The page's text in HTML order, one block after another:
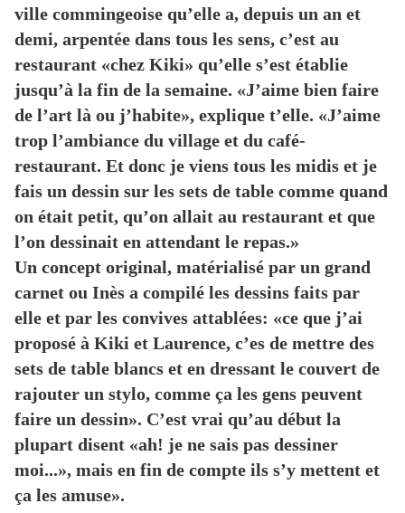
ville commingeoise qu’elle a, depuis un an et
demi, arpentée dans tous les sens, c’est au
restaurant «chez Kiki» qu’elle s’est établie
jusqu’à la fin de la semaine. «J’aime bien faire
de l’art là ou j’habite», explique t’elle. «J’aime
trop l’ambiance du village et du café-
restaurant. Et donc je viens tous les midis et je
fais un dessin sur les sets de table comme quand
on était petit, qu’on allait au restaurant et que
l’on dessinait en attendant le repas.»
Un concept original, matérialisé par un grand
carnet ou Inès a compilé les dessins faits par
elle et par les convives attablées: «ce que j’ai
proposé à Kiki et Laurence, c’es de mettre des
sets de table blancs et en dressant le couvert de
rajouter un stylo, comme ça les gens peuvent
faire un dessin». C’est vrai qu’au début la
plupart disent «ah! je ne sais pas dessiner
moi...», mais en fin de compte ils s’y mettent et
ça les amuse».